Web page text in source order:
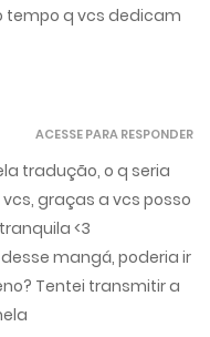
tempo q vcs dedicam
tradução, o q seria
graças a vcs posso
<3
mangá, poderia ir
Tentei transmitir a
ACESSE PARA RESPONDER